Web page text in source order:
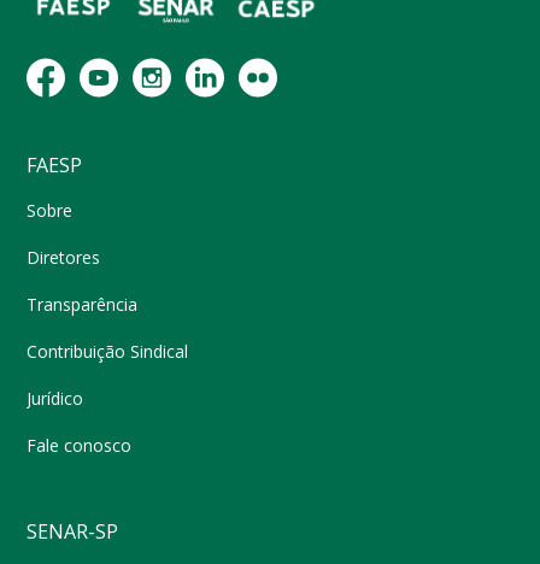
FAESP
Sobre
Diretores
Transparência
Contribuição Sindical
Jurídico
Fale conosco
SENAR-SP